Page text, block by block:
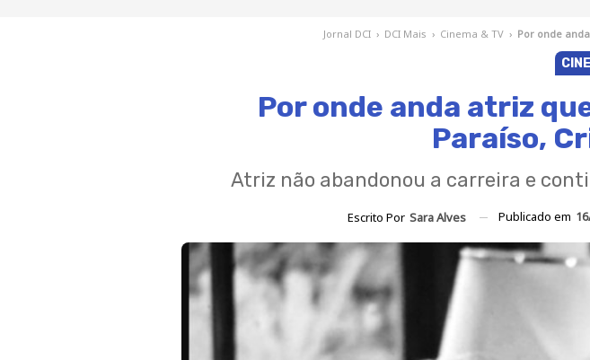
Jornal DCI › DCI Mais › Cinema & TV › Por onde
Por onde anda atriz
Paraíso,
Atriz não abandonou a carreira e
Escrito Por Sara Alves Publicado em